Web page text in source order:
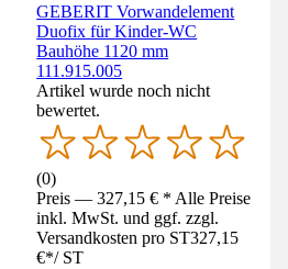
GEBERIT Vorwandelement
Duofix für Kinder-WC
Bauhöhe 1120 mm
111.915.005
Artikel wurde noch nicht
bewertet.
(0)
Preis — 327,15 € * Alle Preise
inkl. MwSt. und ggf. zzgl.
Versandkosten pro ST327,15
€*/ ST